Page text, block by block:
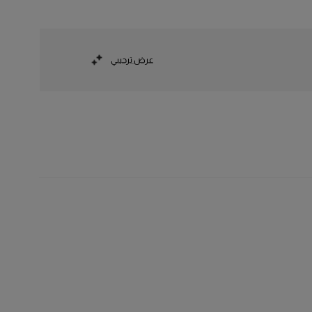
عرض ترحيبي